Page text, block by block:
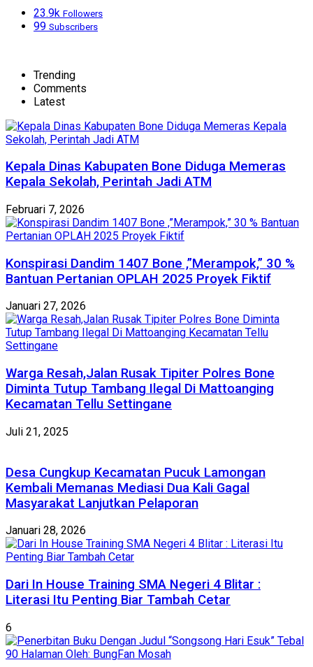
23.9k Followers
99 Subscribers
Trending
Comments
Latest
Kepala Dinas Kabupaten Bone Diduga Memeras
Kepala Sekolah, Perintah Jadi ATM
Februari 7, 2026
Konspirasi Dandim 1407 Bone ,”Merampok,” 30 %
Bantuan Pertanian OPLAH 2025 Proyek Fiktif
Januari 27, 2026
Warga Resah,Jalan Rusak Tipiter Polres Bone
Diminta Tutup Tambang Ilegal Di Mattoanging
Kecamatan Tellu Settingane
Juli 21, 2025
Desa Cungkup Kecamatan Pucuk Lamongan
Kembali Memanas Mediasi Dua Kali Gagal
Masyarakat Lanjutkan Pelaporan
Januari 28, 2026
Dari In House Training SMA Negeri 4 Blitar :
Literasi Itu Penting Biar Tambah Cetar
6